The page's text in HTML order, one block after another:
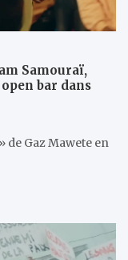
Samouraï,
bar dans
de Gaz Mawete en